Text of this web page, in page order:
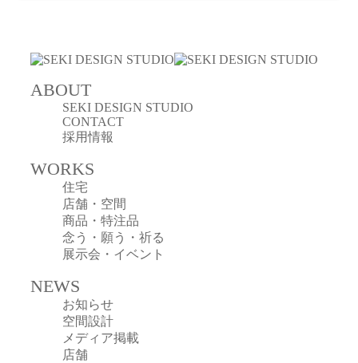
ABOUT
SEKI DESIGN STUDIO
CONTACT
採用情報
WORKS
住宅
店舗・空間
商品・特注品
念う・願う・祈る
展示会・イベント
NEWS
お知らせ
空間設計
メディア掲載
店舗